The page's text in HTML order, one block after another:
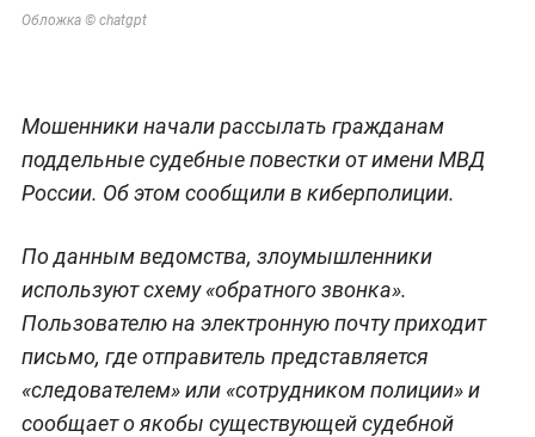
Обложка © chatgpt
Мошенники начали рассылать гражданам
поддельные судебные повестки от имени МВД
России. Об этом сообщили в киберполиции.
По данным ведомства, злоумышленники
используют схему «обратного звонка».
Пользователю на электронную почту приходит
письмо, где отправитель представляется
«следователем» или «сотрудником полиции» и
сообщает о якобы существующей судебной